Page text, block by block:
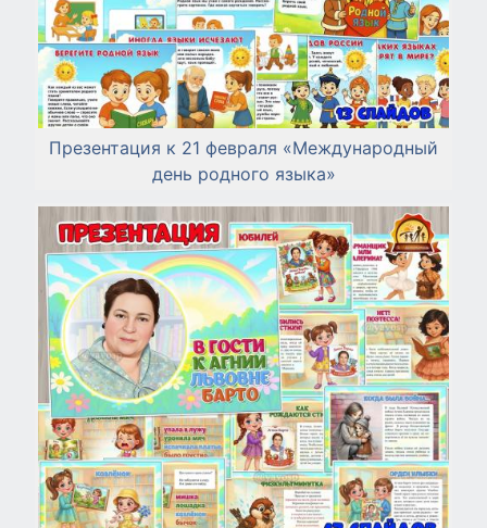
Презентация к 21 февраля «Международный
день родного языка»